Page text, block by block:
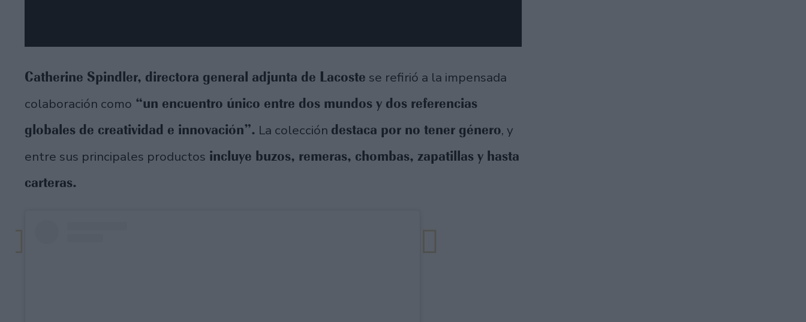
Catherine Spindler, directora general adjunta de Lacoste se refirió a la impensada
colaboración como “un encuentro único entre dos mundos y dos referencias
globales de creatividad e innovación”. La colección destaca por no tener género, y
entre sus principales productos incluye buzos, remeras, chombas, zapatillas y hasta
carteras.